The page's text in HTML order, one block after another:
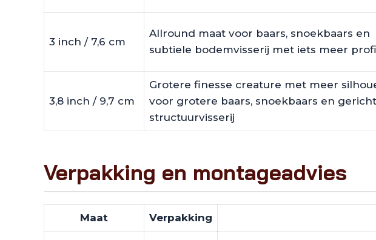
3 inch / 7,6 cm
Allround maat voor baars, snoekbaars en
subtiele bodemvisserij met iets meer
3,8 inch / 9,7 cm
Grotere finesse creature met meer
voor grotere baars, snoekbaars en
structuurvisserij
Verpakking en montageadvies
Maat Verpakking